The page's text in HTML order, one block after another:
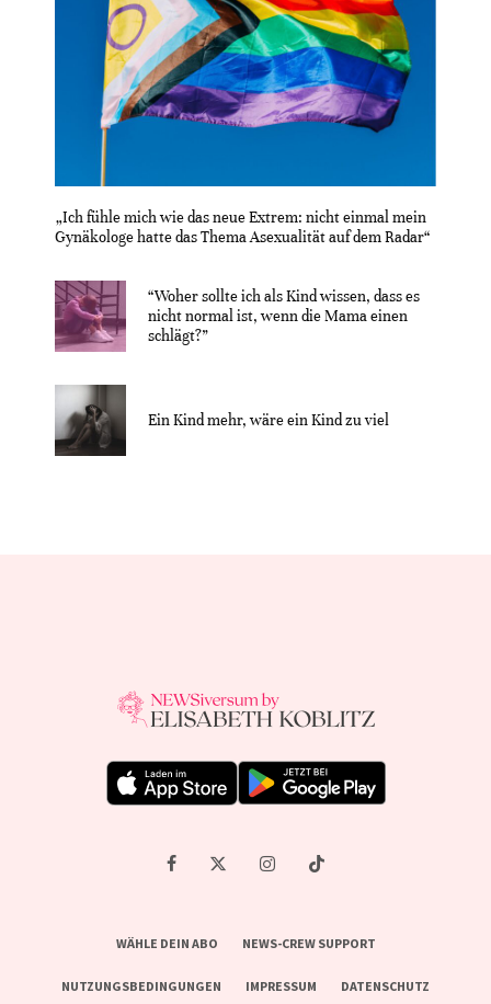
„Ich fühle mich wie das neue Extrem: nicht einmal mein
Gynäkologe hatte das Thema Asexualität auf dem Radar“
“Woher sollte ich als Kind wissen, dass es
nicht normal ist, wenn die Mama einen
schlägt?”
Ein Kind mehr, wäre ein Kind zu viel
WÄHLE DEIN ABO NEWS-CREW SUPPORT
NUTZUNGSBEDINGUNGEN IMPRESSUM DATENSCHUTZ